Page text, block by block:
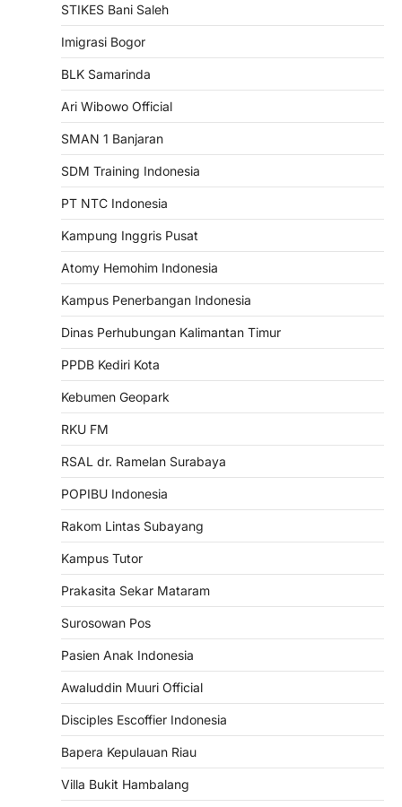
STIKES Bani Saleh
Imigrasi Bogor
BLK Samarinda
Ari Wibowo Official
SMAN 1 Banjaran
SDM Training Indonesia
PT NTC Indonesia
Kampung Inggris Pusat
Atomy Hemohim Indonesia
Kampus Penerbangan Indonesia
Dinas Perhubungan Kalimantan Timur
PPDB Kediri Kota
Kebumen Geopark
RKU FM
RSAL dr. Ramelan Surabaya
POPIBU Indonesia
Rakom Lintas Subayang
Kampus Tutor
Prakasita Sekar Mataram
Surosowan Pos
Pasien Anak Indonesia
Awaluddin Muuri Official
Disciples Escoffier Indonesia
Bapera Kepulauan Riau
Villa Bukit Hambalang